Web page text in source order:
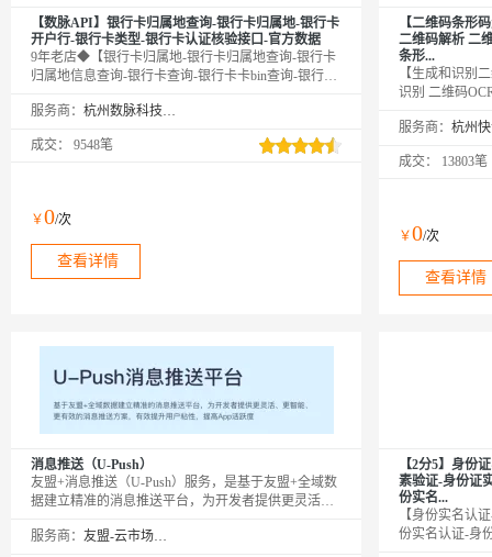
【数脉API】银行卡归属地查询-银行卡归属地-银行卡
开户行-银行卡类型-银行卡认证核验接口-官方数据
9年老店◆【银行卡归属地-银行卡归属地查询-银行卡
归属地信息查询-银行卡查询-银行卡卡bin查询-银行卡
包括卡名称、银行卡卡种、卡品牌、银行卡发卡行、
连官方数据，全实时核验，非缓存数据。口碑商家◆
服务商： 杭州数脉科技有限公司
成交： 9548笔
￥0/次
查看详情
【二维码条形
二维码解析 二
条形...
【生成和识别
识别 二维码
维码扫描-二维
片中的二维码
服务商：
成交： 13803笔
￥0/次
查看详情
消息推送（U-Push）
友盟+消息推送（U-Push）服务，是基于友盟+全域数
据建立精准的消息推送平台，为开发者提供更灵活、
性，提高App活跃度。购买商品后请联系您的友盟+商
服务商： 友盟-云市场精选店
【2分5】身份
素验证-身份证
份实名...
【身份实名认
份实名认证-身